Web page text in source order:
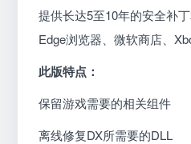
提供长达5至10年的安全补
Edge浏览器、微软商店、
此版特点：
保留游戏需要的相关组件
离线修复DX所需要的DLL